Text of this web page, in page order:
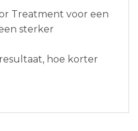
Treatment voor een
sterker
hoe korter